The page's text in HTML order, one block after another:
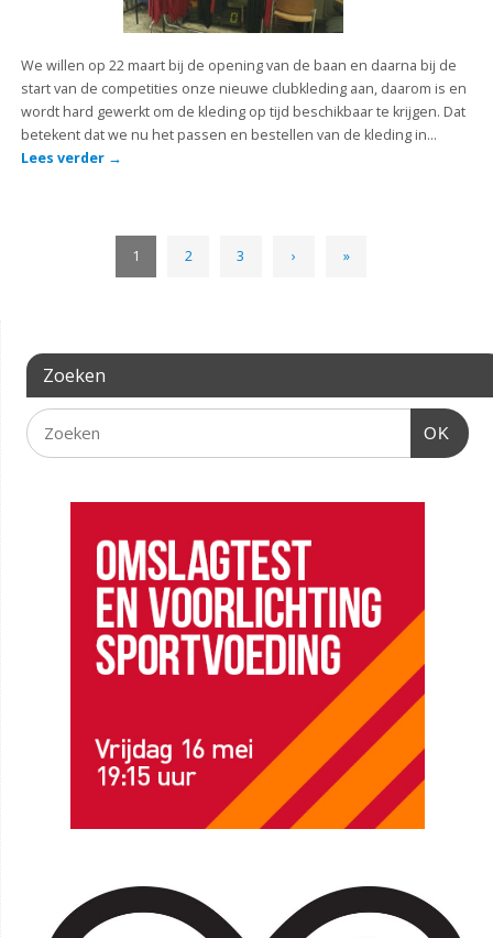
We willen op 22 maart bij de opening van de baan en daarna bij de
start van de competities onze nieuwe clubkleding aan, daarom is en
wordt hard gewerkt om de kleding op tijd beschikbaar te krijgen. Dat
betekent dat we nu het passen en bestellen van de kleding in…
Lees verder →
1 2 3 › »
Zoeken
OK